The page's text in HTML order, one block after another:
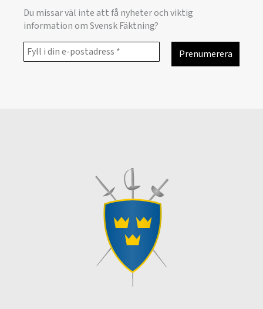
Du missar väl inte att få nyheter och viktig
information om Svensk Fäktning?